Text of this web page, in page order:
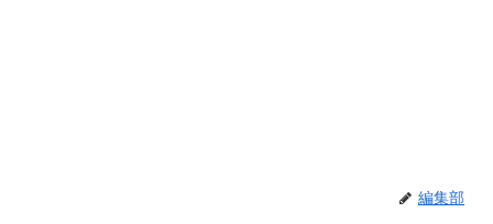
編集部